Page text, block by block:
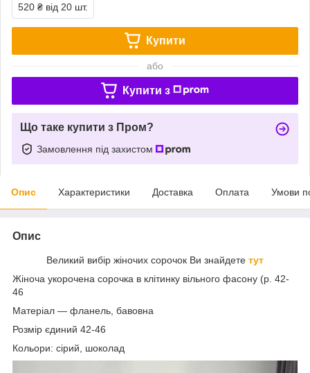
520 ₴ від 20 шт.
Купити
або
Купити з
Що таке купити з Пром?
Замовлення під захистом
Опис Характеристики Доставка Оплата Умови
Опис
Великий вибір жіночих сорочок Ви знайдете тут
Жіноча укорочена сорочка в клітинку вільного фасону (р. 42-
46
Матеріал — фланель, бавовна
Розмір єдиний 42-46
Кольори: сірий, шоколад